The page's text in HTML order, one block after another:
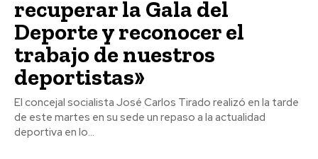
recuperar la Gala del
Deporte y reconocer el
trabajo de nuestros
deportistas»
El concejal socialista José Carlos Tirado realizó en la tarde
de este martes en su sede un repaso a la actualidad
deportiva en lo...